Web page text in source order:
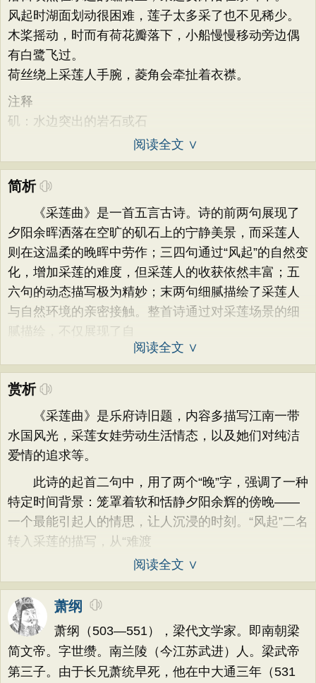
风起时湖面划动很困难，莲子太多采了也不见稀少。
木桨摇动，时而有荷花瓣落下，小船慢慢移动旁边偶
有白鹭飞过。
荷丝绕上采莲人手腕，菱角会牵扯着衣襟。
注释
矶：水边突出的岩石或石
阅读全文 ∨
简析
《采莲曲》是一首五言古诗。诗的前两句展现了
夕阳余晖洒落在空旷的矶石上的宁静美景，而采莲人
则在这温柔的晚晖中劳作；三四句通过“风起”的自然变
化，增加采莲的难度，但采莲人的收获依然丰富；五
六句的动态描写极为精妙；末两句细腻描绘了采莲人
与自然环境的亲密接触。整首诗通过对采莲场景的细
腻描绘，不仅展现了自
阅读全文 ∨
赏析
《采莲曲》是乐府诗旧题，内容多描写江南一带
水国风光，采莲女娃劳动生活情态，以及她们对纯洁
爱情的追求等。
此诗的起首二句中，用了两个“晚”字，强调了一种
特定时间背景：笼罩着软和恬静夕阳余辉的傍晚——
一个最能引起人的情思，让人沉浸的时刻。“风起”二名
转入采莲的描写，从“难渡
阅读全文 ∨
萧纲
萧纲（503―551），梁代文学家。即南朝梁
简文帝。字世缵。南兰陵（今江苏武进）人。梁武帝
第三子。由于长兄萧统早死，他在中大通三年（531